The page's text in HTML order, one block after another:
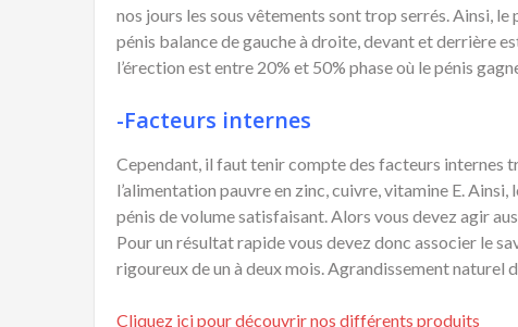
nos jours les sous vêtements sont trop serrés. Ainsi,
pénis balance de gauche à droite, devant et derrière
l’érection est entre 20% et 50% phase où le pénis
-Facteurs internes
Cependant, il faut tenir compte des facteurs internes
l’alimentation pauvre en zinc, cuivre, vitamine E.
pénis de volume satisfaisant. Alors vous devez agir
Pour un résultat rapide vous devez donc associer le
rigoureux de un à deux mois. Agrandissement naturel
Cliquez ici pour découvrir nos différents produits